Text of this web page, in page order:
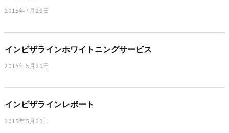
2015年7月29日
インビザラインホワイトニングサービス
2015年5月20日
インビザラインレポート
2015年5月20日